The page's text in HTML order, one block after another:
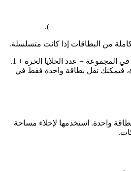
).
من البطاقات إذا كانت متسلسلة.
أقصى عدد للبطاقات في المجموعة = عدد الخلايا الحرة + 1.
فيمكنك نقل بطاقة واحدة فقط في
واحدة. استخدمها لإخلاء مساحة